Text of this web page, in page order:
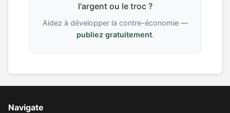
l'argent ou le troc ?
Aidez à développer la contre-économie —
publiez gratuitement.
Navigate